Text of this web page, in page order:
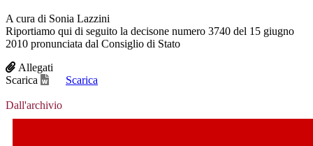
A cura di Sonia Lazzini
Riportiamo qui di seguito la decisone numero 3740 del 15 giugno
2010 pronunciata dal Consiglio di Stato
Allegati
Scarica
Scarica
Dall'archivio